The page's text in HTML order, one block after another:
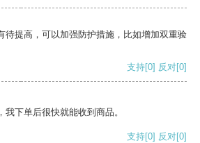
待提高，可以加强防护措施，比如增加双重验
支持[0] 反对[0]
下单后很快就能收到商品。
支持[0] 反对[0]